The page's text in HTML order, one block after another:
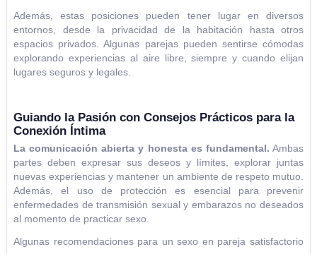
Además, estas posiciones pueden tener lugar en diversos
entornos, desde la privacidad de la habitación hasta otros
espacios privados. Algunas parejas pueden sentirse cómodas
explorando experiencias al aire libre, siempre y cuando elijan
lugares seguros y legales.
Guiando la Pasión con Consejos Prácticos para la
Conexión Íntima
La comunicación abierta y honesta es fundamental. Ambas
partes deben expresar sus deseos y límites, explorar juntas
nuevas experiencias y mantener un ambiente de respeto mutuo.
Además, el uso de protección es esencial para prevenir
enfermedades de transmisión sexual y embarazos no deseados
al momento de practicar sexo.
Algunas recomendaciones para un sexo en pareja satisfactorio